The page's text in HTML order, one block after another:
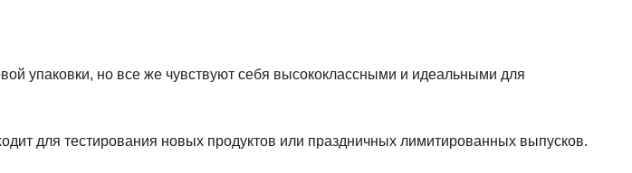
упаковки, но все же чувствуют себя высококлассными и идеальными для
для тестирования новых продуктов или праздничных лимитированных выпусков.